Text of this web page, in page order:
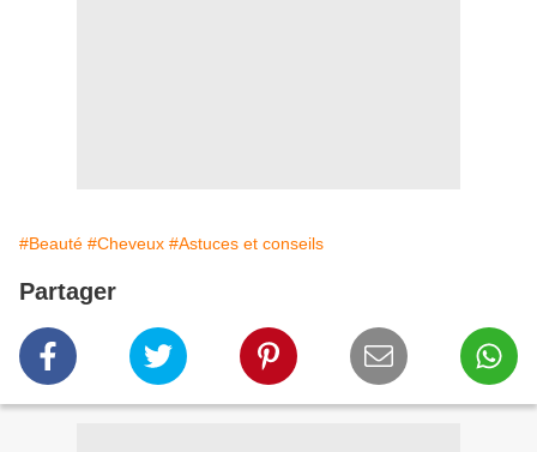
#Beauté #Cheveux #Astuces et conseils
Partager